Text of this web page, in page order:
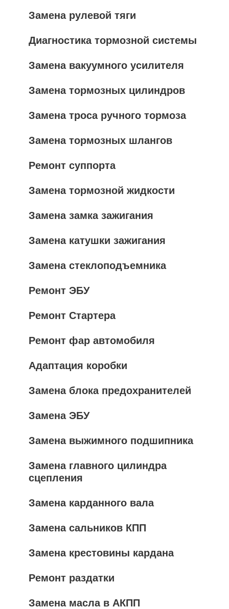
Замена рулевой тяги
Диагностика тормозной системы
Замена вакуумного усилителя
Замена тормозных цилиндров
Замена троса ручного тормоза
Замена тормозных шлангов
Ремонт суппорта
Замена тормозной жидкости
Замена замка зажигания
Замена катушки зажигания
Замена стеклоподъемника
Ремонт ЭБУ
Ремонт Стартера
Ремонт фар автомобиля
Адаптация коробки
Замена блока предохранителей
Замена ЭБУ
Замена выжимного подшипника
Замена главного цилиндра
сцепления
Замена карданного вала
Замена сальников КПП
Замена крестовины кардана
Ремонт раздатки
Замена масла в АКПП